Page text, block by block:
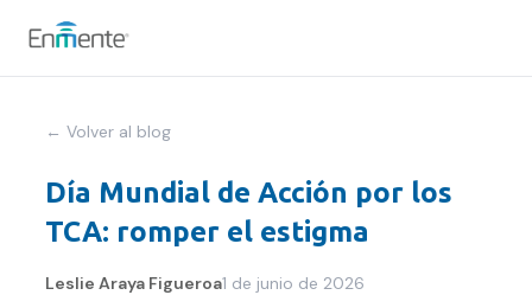
Nosotros
Cómo trabajamos
Servicios
← Volver al blog
Día Mundial de Acción por los
TCA: romper el estigma
Leslie Araya Figueroa1 de junio de 2026